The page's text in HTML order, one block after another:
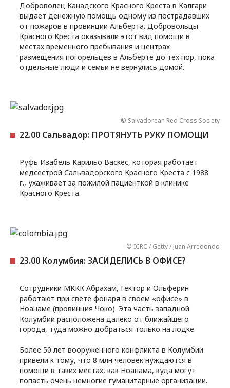
Доброволец Канадского Красного Креста в Калгари
выдает денежную помощь одному из пострадавших
от пожаров в провинции Альберта. Добровольцы
Красного Креста оказывали этот вид помощи в
местах временного пребывания и центрах
размещения погорельцев в Альберте до тех пор, пока
отдельные люди и семьи не вернулись домой.
© Salvadorean Red Cross Society
22.00 Сальвадор: ПРОТЯНУТЬ РУКУ ПОМОЩИ
Руфь Изабель Карильо Васкес, которая работает
медсестрой Сальвадорского Красного Креста с 1988
г., ухаживает за пожилой пациенткой в клинике
Красного Креста.
© ICRC / Getty / Juan Arredondo
23.00 Колумбия: ЗАСИДЕЛИСЬ В ОФИСЕ?
Сотрудники МККК Абрахам, Гектор и Ольферин
работают при свете фонаря в своем «офисе» в
Ноанаме (провинция Чоко). Эта часть западной
Колумбии расположена далеко от ближайшего
города, туда можно добраться только на лодке.
Более 50 лет вооруженного конфликта в Колумбии
привели к тому, что 8 млн человек нуждаются в
помощи в таких местах, как Ноанама, куда могут
попасть очень немногие гуманитарные организации.